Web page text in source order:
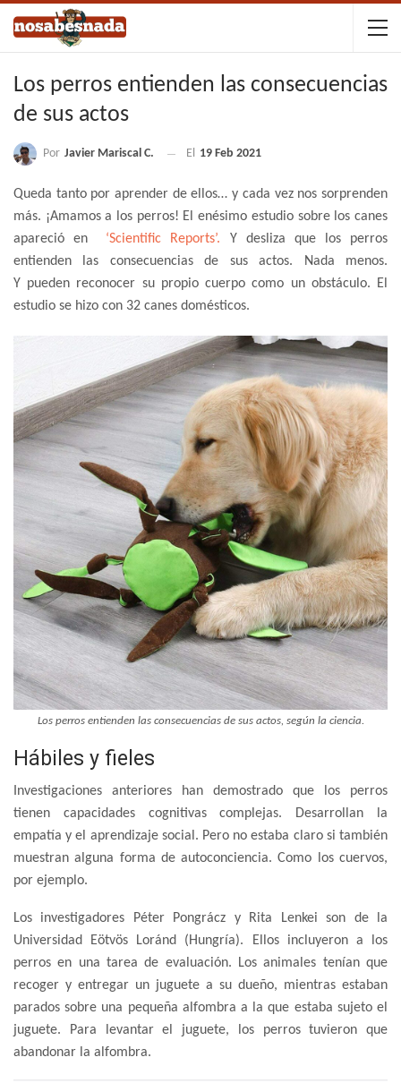
Los perros entienden las consecuencias
de sus actos
Por Javier Mariscal C. El 19 Feb 2021
Queda tanto por aprender de ellos… y cada vez nos sorprenden
más. ¡Amamos a los perros! El enésimo estudio sobre los canes
apareció en ‘Scientific Reports’. Y desliza que los perros
entienden las consecuencias de sus actos. Nada menos.
Y pueden reconocer su propio cuerpo como un obstáculo. El
estudio se hizo con 32 canes domésticos.
Los perros entienden las consecuencias de sus actos, según la ciencia.
Hábiles y fieles
Investigaciones anteriores han demostrado que los perros
tienen capacidades cognitivas complejas. Desarrollan la
empatía y el aprendizaje social. Pero no estaba claro si también
muestran alguna forma de autoconciencia. Como los cuervos,
por ejemplo.
Los investigadores Péter Pongrácz y Rita Lenkei son de la
Universidad Eötvös Loránd (Hungría). Ellos incluyeron a los
perros en una tarea de evaluación. Los animales tenían que
recoger y entregar un juguete a su dueño, mientras estaban
parados sobre una pequeña alfombra a la que estaba sujeto el
juguete. Para levantar el juguete, los perros tuvieron que
abandonar la alfombra.